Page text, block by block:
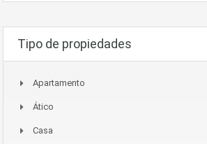
Tipo de propiedades
Apartamento
Ático
Casa